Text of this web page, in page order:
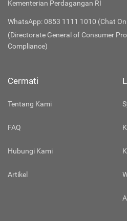
Kementerian Perdagangan RI
WhatsApp: 0853 1111 1010 (Chat
(Directorate General of Consumer
Compliance)
Cermati
Tentang Kami
FAQ
Hubungi Kami
Artikel